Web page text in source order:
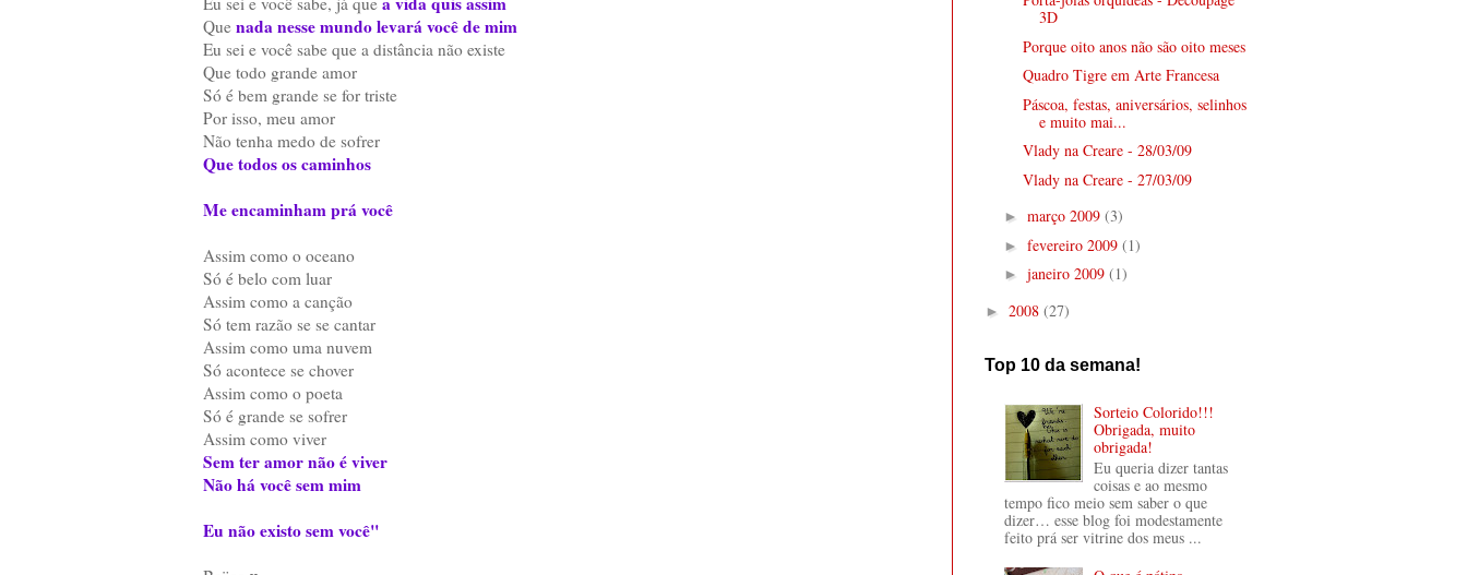
Que nada nesse mundo levará você de mim
Eu sei e você sabe que a distância não existe
Que todo grande amor
Só é bem grande se for triste
Por isso, meu amor
Não tenha medo de sofrer
Que todos os caminhos
Me encaminham prá você
Assim como o oceano
Só é belo com luar
Assim como a canção
Só tem razão se se cantar
Assim como uma nuvem
Só acontece se chover
Assim como o poeta
Só é grande se sofrer
Assim como viver
Sem ter amor não é viver
Não há você sem mim
Eu não existo sem você"
3D
Porque oito anos não são oito meses
Quadro Tigre em Arte Francesa
Páscoa, festas, aniversários, selinhos
e muito mai...
Vlady na Creare - 28/03/09
Vlady na Creare - 27/03/09
► março 2009 (3)
► fevereiro 2009 (1)
► janeiro 2009 (1)
► 2008 (27)
Top 10 da semana!
Sorteio Colorido!!!
Obrigada, muito
obrigada!
Eu queria dizer tantas
coisas e ao mesmo
tempo fico meio sem saber o que
dizer… esse blog foi modestamente
feito prá ser vitrine dos meus ...